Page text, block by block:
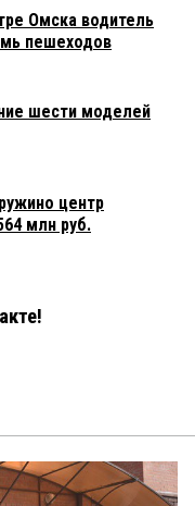
Омска водитель
пешеходов
шести моделей
центр
млн руб.